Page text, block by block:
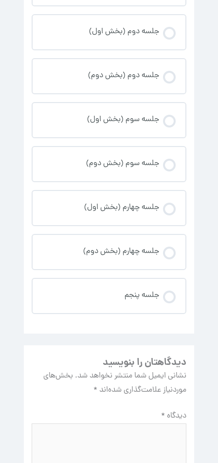
جلسه دوم (بخش اول)
جلسه دوم (بخش دوم)
جلسه سوم (بخش اول)
جلسه سوم (بخش دوم)
جلسه چهارم (بخش اول)
جلسه چهارم (بخش دوم)
جلسه پنجم
دیدگاهتان را بنویسید
نشانی ایمیل شما منتشر نخواهد شد. بخش‌های
موردنیاز علامت‌گذاری شده‌اند *
دیدگاه *